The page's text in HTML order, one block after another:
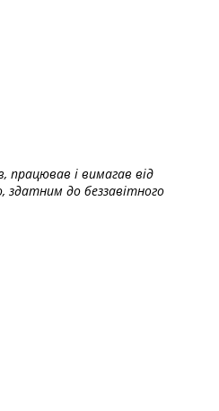
працював і вимагав від
здатним до беззавітного